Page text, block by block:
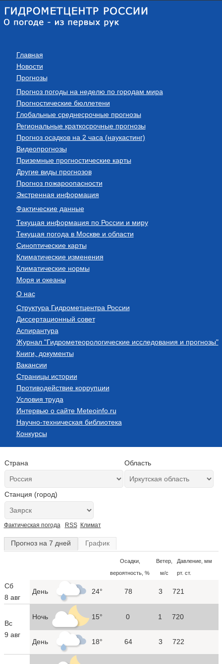
Главная
Новости
Прогнозы
Прогноз погоды на неделю по городам мира
Прогностические бюллетени
Глобальные среднесрочные прогнозы
Региональные краткосрочные прогнозы
Прогноз осадков на 2 часа (наукастинг)
Видеопрогнозы
Приземные прогностические карты
Другие виды прогнозов
Прогноз пожароопасности
Экстренная информация
Фактические данные
Текущая информация по России и миру
Текущая погода в Москве и области
Синоптические карты
Климатические изменения
Климатические нормы
Моря и океаны
О нас
Структура Гидрометцентра России
Диссертационный совет
Аспирантура
Журнал "Гидрометеорологические исследования и прогнозы"
Книги, документы
Вакансии
Страницы истории
Противодействие коррупции
Условия труда
Интервью о сайте Meteoinfo.ru
Научно-техническая библиотека
Конкурсы
Страна Область
Станция (город)
Фактическая погода RSS Климат
Прогноз на 7 дней График
Осадки,
вероятность, %
Ветер,
м/с
Давление, мм
рт. ст.
Сб
8 авг
День 24° 78 3 721
Вс
9 авг
Ночь 15° 0 1 720
День 18° 64 3 722